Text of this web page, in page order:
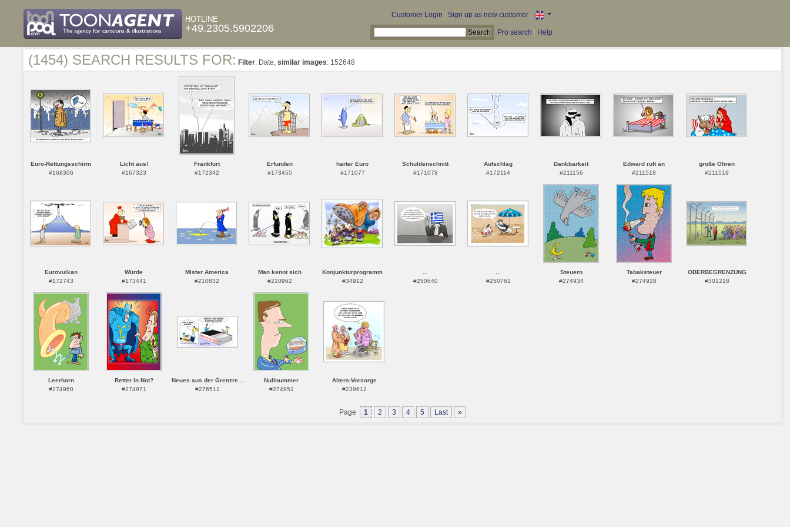
HOTLINE
+49.2305.5902206
Customer Login Sign up as new customer|
Pro search Help
(1454) SEARCH RESULTS FOR: Filter: Date, similar images: 152648
Euro-Rettungsschirm
#168306
Licht aus!
#167323
Frankfurt
#172342
Erfunden
#173455
harter Euro
#171077
Schuldenschnitt
#171078
Aufschlag
#172114
Dankbarkeit
#211156
Edward ruft an
#211518
große Ohren
#211519
Eurovulkan
#172743
Würde
#173441
Mister America
#210832
Man kennt sich
#210962
Konjunkturprogramm
#34912
#250640
#250761
Steuern
#274934
Tabaksteuer
#274928
OBERBEGRENZUNG
#301218
Leerhorn
#274960
Retter in Not?
#274971
Neues aus der Grenzre...
#276512
Nullnummer
#274951
Alters-Vorsorge
#239612
Page 1 2 3 4 5 Last »